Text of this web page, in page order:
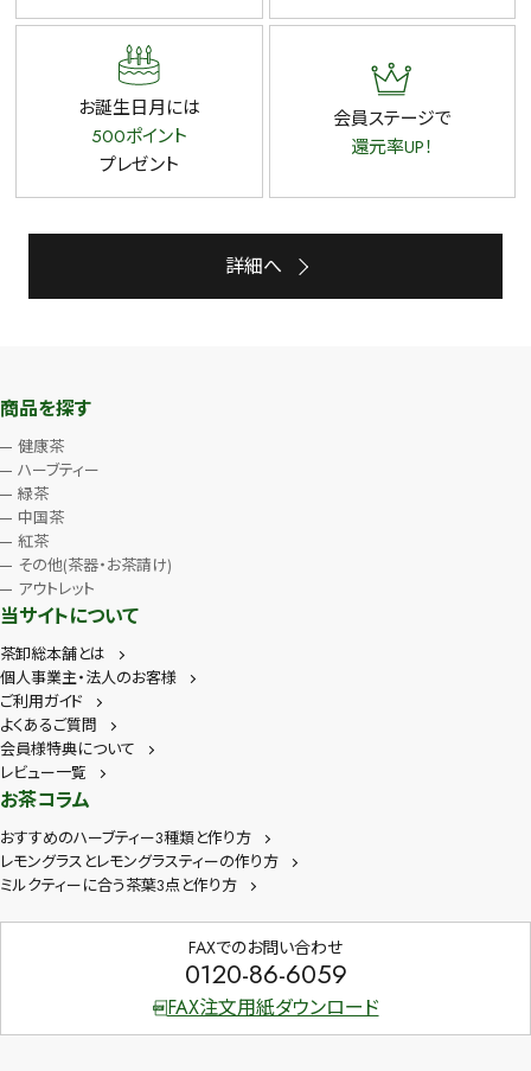
お誕生日月には
500ポイント
プレゼント
会員ステージで
還元率UP！
詳細へ
商品を探す
健康茶
ハーブティー
緑茶
中国茶
紅茶
その他(茶器・お茶請け)
アウトレット
当サイトについて
茶卸総本舗とは
個人事業主・法人のお客様
ご利用ガイド
よくあるご質問
会員様特典について
レビュー一覧
お茶コラム
おすすめのハーブティー3種類と作り方
レモングラスとレモングラスティーの作り方
ミルクティーに合う茶葉3点と作り方
FAXでのお問い合わせ
0120-86-6059
FAX注文用紙ダウンロード